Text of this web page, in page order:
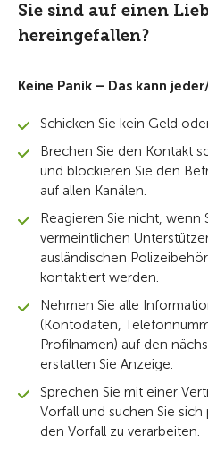
Sie sind auf einen
hereingefallen?
Keine Panik – Das kann
Schicken Sie kein Geld
Brechen Sie den Kontakt
und blockieren Sie den
auf allen Kanälen.
Reagieren Sie nicht, wenn
vermeintlichen
ausländischen
kontaktiert werden.
Nehmen Sie alle
(Kontodaten,
Profilnamen) auf den
erstatten Sie Anzeige.
Sprechen Sie mit einer
Vorfall und suchen Sie
den Vorfall zu verarbeiten.